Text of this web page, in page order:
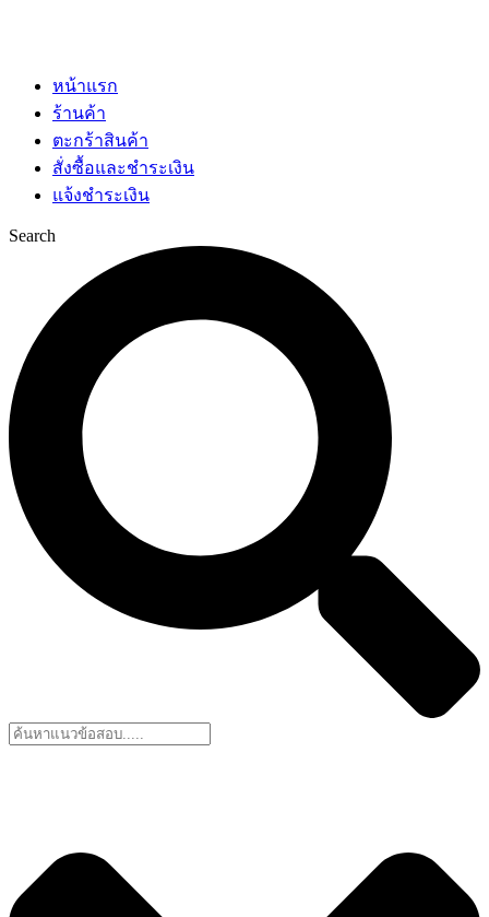
หน้าแรก
ร้านค้า
ตะกร้าสินค้า
สั่งซื้อและชำระเงิน
แจ้งชำระเงิน
Search